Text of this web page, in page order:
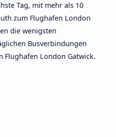
Tag, mit mehr als 10
zum Flughafen London
die wenigsten
Busverbindungen
Flughafen London Gatwick.